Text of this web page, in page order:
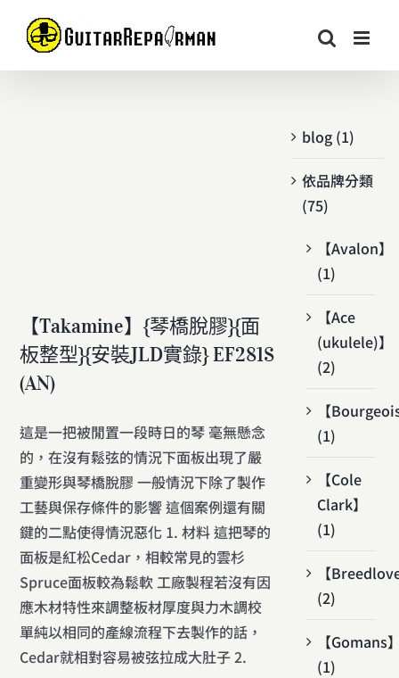
【Takamine】{琴橋脫膠}{面
板整型}{安裝JLD實錄} EF281S
(AN)
這是一把被閒置一段時日的琴 毫無懸念
的，在沒有鬆弦的情況下面板出現了嚴
重變形與琴橋脫膠 一般情況下除了製作
工藝與保存條件的影響 這個案例還有關
鍵的二點使得情況惡化 1. 材料 這把琴的
面板是紅松Cedar，相較常見的雲杉
Spruce面板較為鬆軟 工廠製程若沒有因
應木材特性來調整板材厚度與力木調校
單純以相同的產線流程下去製作的話，
Cedar就相對容易被弦拉成大肚子 2.
blog (1)
依品牌分類
(75)
【Avalon】
(1)
【Ace
(ukulele)】
(2)
【
(1)
【Cole
Clark】
(1)
【
(2)
【Gomans
(1)